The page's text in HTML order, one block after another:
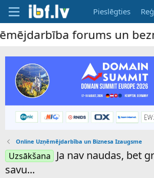
Pieslēgties
forums un
Online Uzņēmējdarbība un Biznesa Izaugsme
Uzsākšana Ja nav naudas, bet
savu...